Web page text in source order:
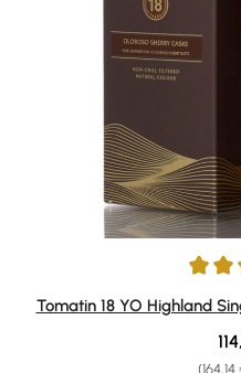
Durchschnittliche
Tomatin 18 YO Highland